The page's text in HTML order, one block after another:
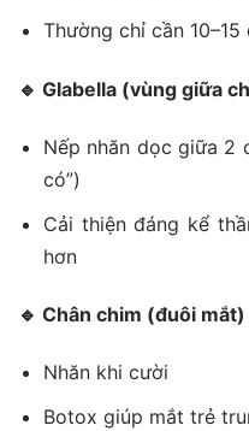
Thường chỉ cần 10–15
🔹 Glabella (vùng giữa
Nếp nhăn dọc giữa 2
có”)
Cải thiện đáng kể
hơn
🔹 Chân chim (đuôi mắt)
Nhăn khi cười
Botox giúp mắt trẻ